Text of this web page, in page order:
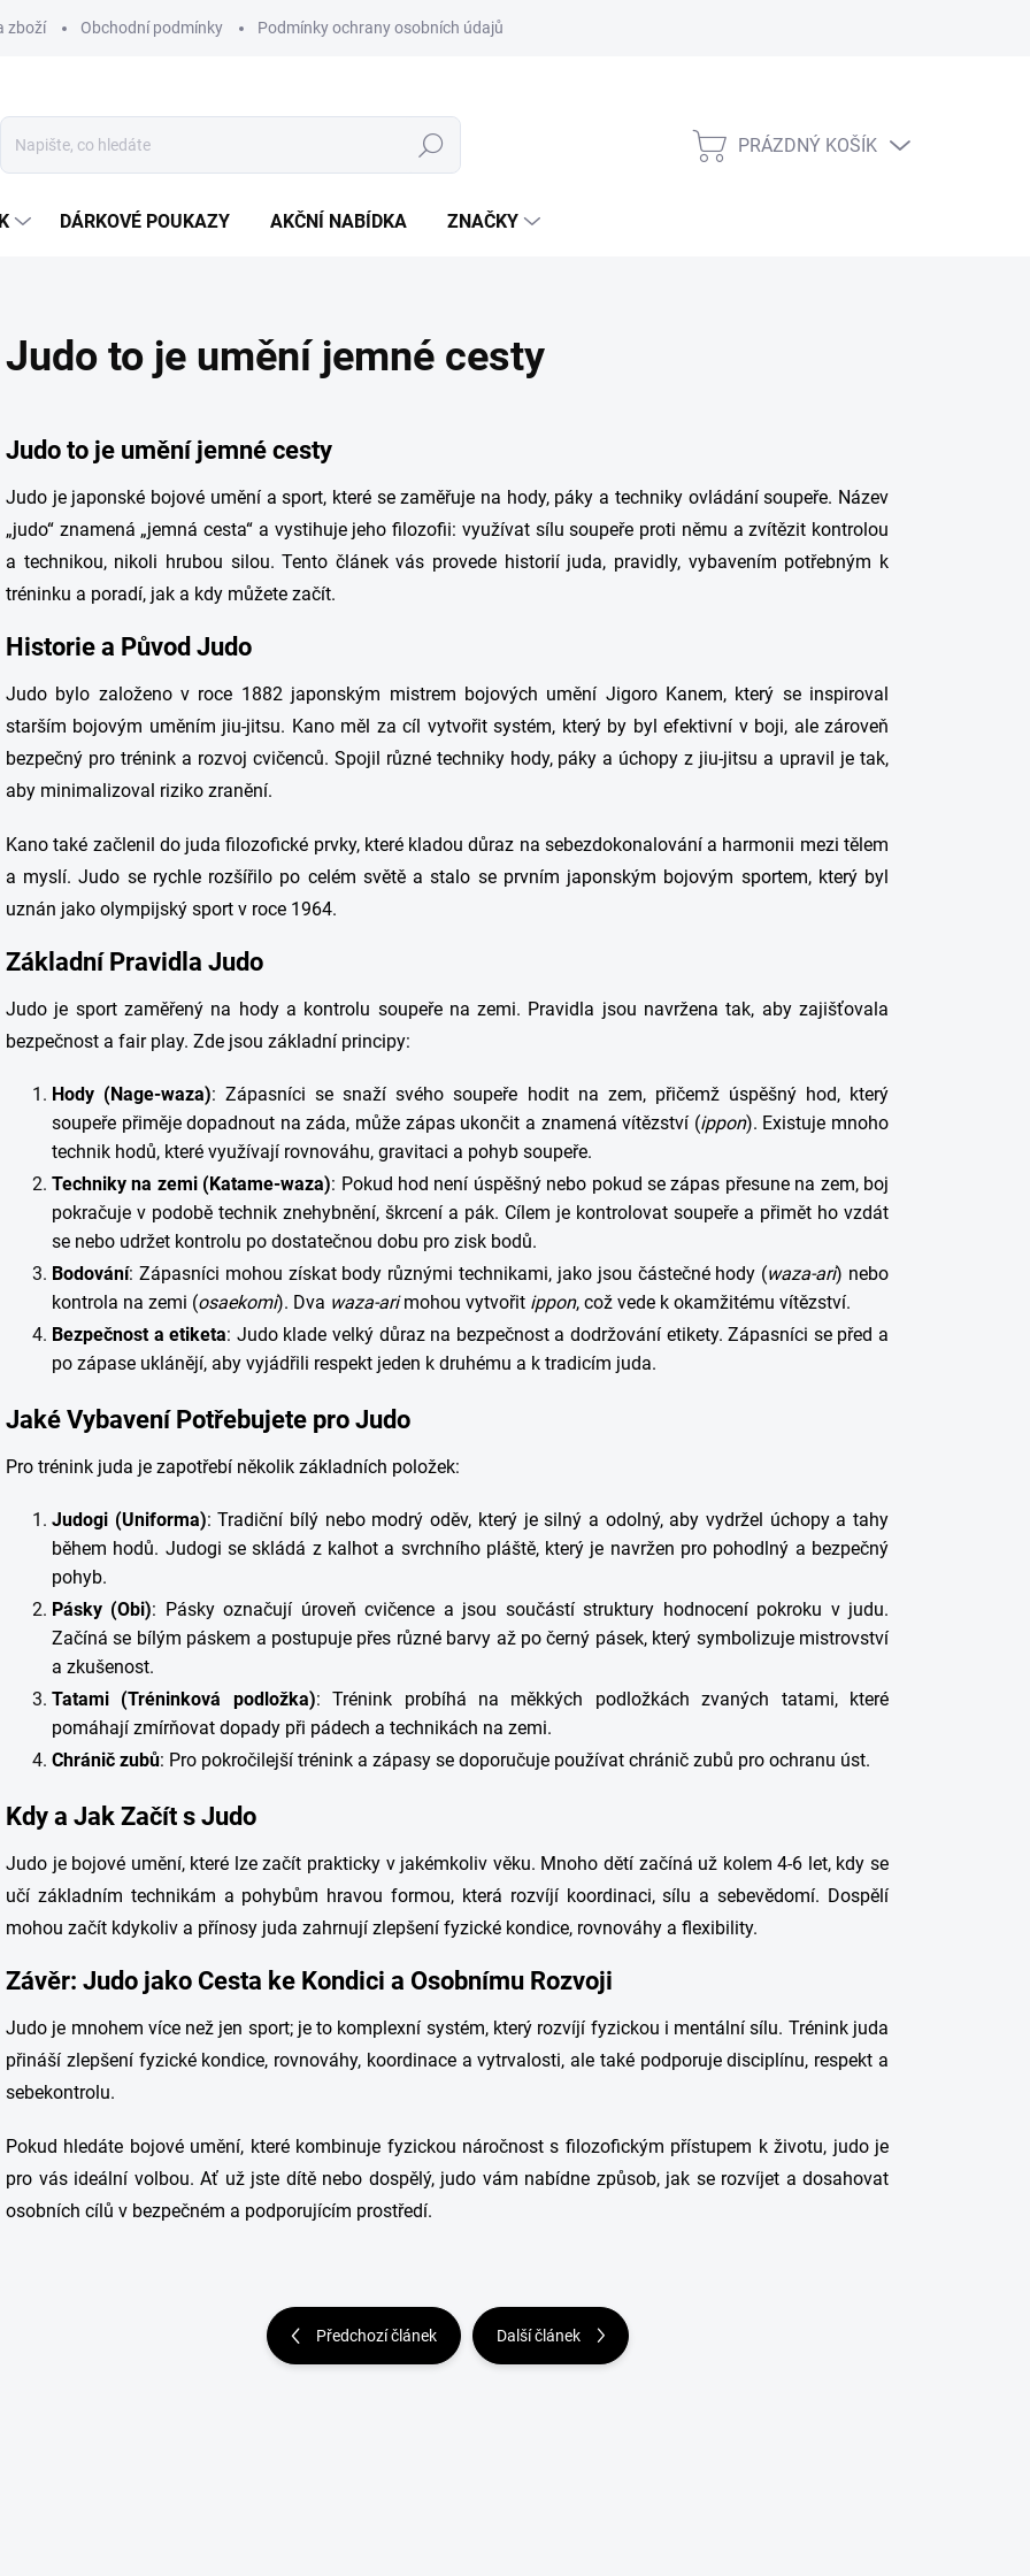
zboží Obchodní podmínky Podmínky ochrany osobních údajů
Hledat
NÁKUPNÍ
PRÁZDNÝ KOŠÍK
DÁRKOVÉ POUKAZY AKČNÍ NABÍDKA ZNAČKY
Judo to je umění jemné cesty
Judo to je umění jemné cesty
Judo je japonské bojové umění a sport, které se zaměřuje na hody, páky a techniky ovládání soupeře. Název
„judo“ znamená „jemná cesta“ a vystihuje jeho filozofii: využívat sílu soupeře proti němu a zvítězit kontrolou
a technikou, nikoli hrubou silou. Tento článek vás provede historií juda, pravidly, vybavením potřebným k
tréninku a poradí, jak a kdy můžete začít.
Historie a Původ Judo
Judo bylo založeno v roce 1882 japonským mistrem bojových umění Jigoro Kanem, který se inspiroval
starším bojovým uměním jiu-jitsu. Kano měl za cíl vytvořit systém, který by byl efektivní v boji, ale zároveň
bezpečný pro trénink a rozvoj cvičenců. Spojil různé techniky hody, páky a úchopy z jiu-jitsu a upravil je tak,
aby minimalizoval riziko zranění.
Kano také začlenil do juda filozofické prvky, které kladou důraz na sebezdokonalování a harmonii mezi tělem
a myslí. Judo se rychle rozšířilo po celém světě a stalo se prvním japonským bojovým sportem, který byl
uznán jako olympijský sport v roce 1964.
Základní Pravidla Judo
Judo je sport zaměřený na hody a kontrolu soupeře na zemi. Pravidla jsou navržena tak, aby zajišťovala
bezpečnost a fair play. Zde jsou základní principy:
Hody (Nage-waza): Zápasníci se snaží svého soupeře hodit na zem, přičemž úspěšný hod, který
soupeře přiměje dopadnout na záda, může zápas ukončit a znamená vítězství (ippon). Existuje mnoho
technik hodů, které využívají rovnováhu, gravitaci a pohyb soupeře.
Techniky na zemi (Katame-waza): Pokud hod není úspěšný nebo pokud se zápas přesune na zem, boj
pokračuje v podobě technik znehybnění, škrcení a pák. Cílem je kontrolovat soupeře a přimět ho vzdát
se nebo udržet kontrolu po dostatečnou dobu pro zisk bodů.
Bodování: Zápasníci mohou získat body různými technikami, jako jsou částečné hody (waza-ari) nebo
kontrola na zemi (osaekomi). Dva waza-arimohou vytvořit ippon, což vede k okamžitému vítězství.
Bezpečnost a etiketa: Judo klade velký důraz na bezpečnost a dodržování etikety. Zápasníci se před a
po zápase uklánějí, aby vyjádřili respekt jeden k druhému a k tradicím juda.
Jaké Vybavení Potřebujete pro Judo
Pro trénink juda je zapotřebí několik základních položek:
Judogi (Uniforma): Tradiční bílý nebo modrý oděv, který je silný a odolný, aby vydržel úchopy a tahy
během hodů. Judogi se skládá z kalhot a svrchního pláště, který je navržen pro pohodlný a bezpečný
pohyb.
Pásky (Obi): Pásky označují úroveň cvičence a jsou součástí struktury hodnocení pokroku v judu.
Začíná se bílým páskem a postupuje přes různé barvy až po černý pásek, který symbolizuje mistrovství
a zkušenost.
Tatami (Tréninková podložka): Trénink probíhá na měkkých podložkách zvaných tatami, které
pomáhají zmírňovat dopady při pádech a technikách na zemi.
Chránič zubů: Pro pokročilejší trénink a zápasy se doporučuje používat chránič zubů pro ochranu úst.
Kdy a Jak Začít s Judo
Judo je bojové umění, které lze začít prakticky v jakémkoliv věku. Mnoho dětí začíná už kolem 4-6 let, kdy se
učí základním technikám a pohybům hravou formou, která rozvíjí koordinaci, sílu a sebevědomí. Dospělí
mohou začít kdykoliv a přínosy juda zahrnují zlepšení fyzické kondice, rovnováhy a flexibility.
Závěr: Judo jako Cesta ke Kondici a Osobnímu Rozvoji
Judo je mnohem více než jen sport; je to komplexní systém, který rozvíjí fyzickou i mentální sílu. Trénink juda
přináší zlepšení fyzické kondice, rovnováhy, koordinace a vytrvalosti, ale také podporuje disciplínu, respekt a
sebekontrolu.
Pokud hledáte bojové umění, které kombinuje fyzickou náročnost s filozofickým přístupem k životu, judo je
pro vás ideální volbou. Ať už jste dítě nebo dospělý, judo vám nabídne způsob, jak se rozvíjet a dosahovat
osobních cílů v bezpečném a podporujícím prostředí.
Předchozí článek Další článek